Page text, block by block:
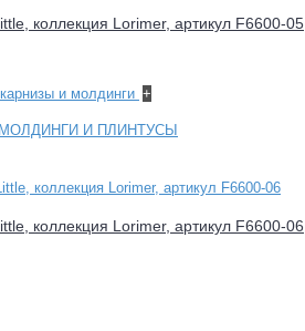
и молдинги +
И ПЛИНТУСЫ
коллекция Lorimer, артикул F6600-05
коллекция Lorimer, артикул F6600-06